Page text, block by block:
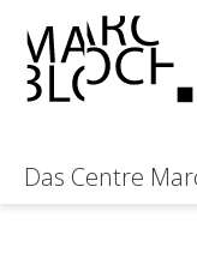
Das Centre